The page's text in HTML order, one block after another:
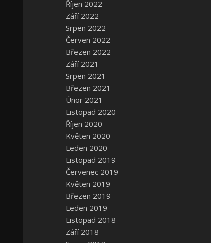
Říjen 2022
Září 2022
Srpen 2022
Červen 2022
Březen 2022
Září 2021
Srpen 2021
Březen 2021
Únor 2021
Listopad 2020
Říjen 2020
Květen 2020
Leden 2020
Listopad 2019
Červenec 2019
Květen 2019
Březen 2019
Leden 2019
Listopad 2018
Září 2018